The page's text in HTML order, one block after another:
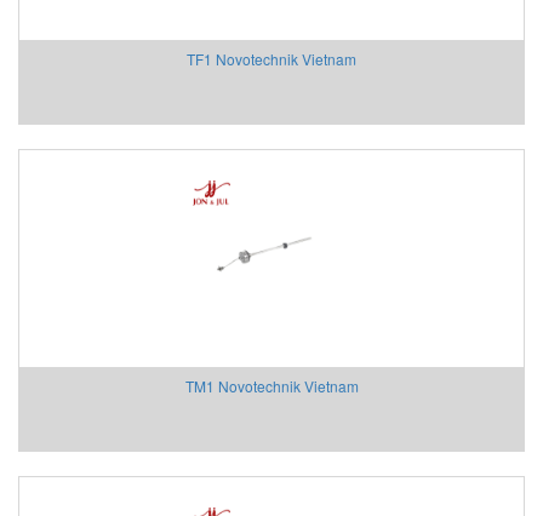
GPI-Gurley Precision Instruments
Grundfos
Hach VietNam
Heidenhain Vietnam
TF1 Novotechnik Vietnam
TM1 Novotechnik Vietnam